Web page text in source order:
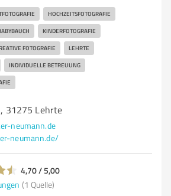
HOCHZEITSFOTOGRAFIE
KINDERFOTOGRAFIE
FOTOGRAFIE LEHRTE
INDIVIDUELLE BETREUUNG
31275 Lehrte
neumann.de
neumann.de/
4,70 / 5,00
(1 Quelle)